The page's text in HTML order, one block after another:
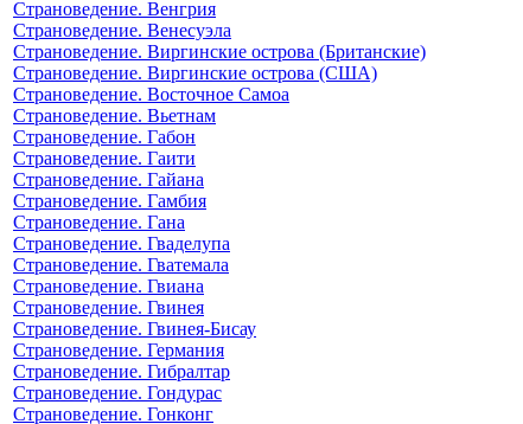
Страноведение. Венгрия
Страноведение. Венесуэла
Страноведение. Виргинские острова (Британские)
Страноведение. Виргинские острова (США)
Страноведение. Восточное Самоа
Страноведение. Вьетнам
Страноведение. Габон
Страноведение. Гаити
Страноведение. Гайана
Страноведение. Гамбия
Страноведение. Гана
Страноведение. Гваделупа
Страноведение. Гватемала
Страноведение. Гвиана
Страноведение. Гвинея
Страноведение. Гвинея-Бисау
Страноведение. Германия
Страноведение. Гибралтар
Страноведение. Гондурас
Страноведение. Гонконг